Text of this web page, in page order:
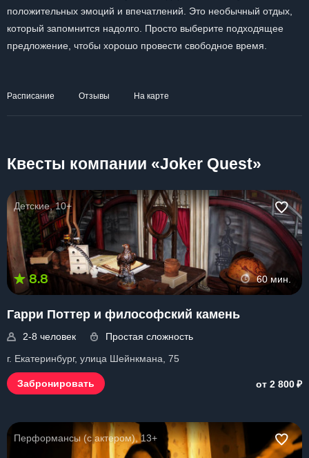
положительных эмоций и впечатлений. Это необычный отдых,
который запомнится надолго. Просто выберите подходящее
предложение, чтобы хорошо провести свободное время.
Расписание Отзывы На карте
Квесты компании «Joker Quest»
Детские, 10+
8.8 60 мин.
Гарри Поттер и философский камень
2-8 человек
Простая сложность
г. Екатеринбург, улица Шейнкмана, 75
Забронировать от 2 800₽
Перформансы (с актером), 13+